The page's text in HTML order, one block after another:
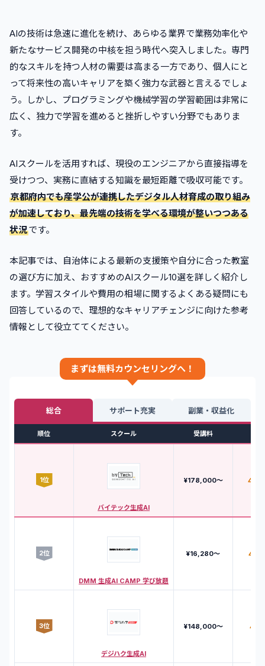
AIの技術は急速に進化を続け、あらゆる業界で業務効率化や
新たなサービス開発の中核を担う時代へ突入しました。専門
的なスキルを持つ人材の需要は高まる一方であり、個人にと
って将来性の高いキャリアを築く強力な武器と言えるでしょ
う。しかし、プログラミングや機械学習の学習範囲は非常に
広く、独力で学習を進めると挫折しやすい分野でもありま
す。
AIスクールを活用すれば、現役のエンジニアから直接指導を
受けつつ、実務に直結する知識を最短距離で吸収可能です。
京都府内でも産学公が連携したデジタル人材育成の取り組み
が加速しており、最先端の技術を学べる環境が整いつつある
状況です。
本記事では、自治体による最新の支援策や自分に合った教室
の選び方に加え、おすすめのAIスクール10選を詳しく紹介し
ます。学習スタイルや費用の相場に関するよくある疑問にも
回答しているので、理想的なキャリアチェンジに向けた参考
情報として役立ててください。
まずは無料カウンセリングへ！
総合 サポート充実 副業・収益化
順位 スクール 受講料
1位
バイテック生成AI
¥178,000〜
2位
DMM 生成AI CAMP 学び放題
¥16,280〜
3位
デジハク生成AI
¥148,000〜